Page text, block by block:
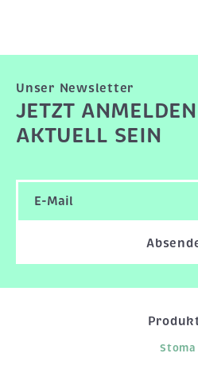
Unser Newsletter
JETZT
AKTUELL SEIN
Stoma